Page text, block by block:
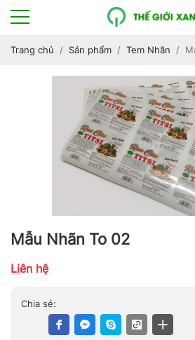
Trang chủ Sản phẩm Tem Nhãn
Mẫu Nhãn To 02
Liên hệ
Chia sẻ: